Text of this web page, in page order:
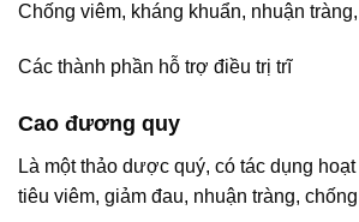
Chống viêm, kháng khuẩn, nhuận
Các thành phần hỗ trợ điều trị trĩ
Cao đương quy
Là một thảo dược quý, có tác dụng
tiêu viêm, giảm đau, nhuận tràng,